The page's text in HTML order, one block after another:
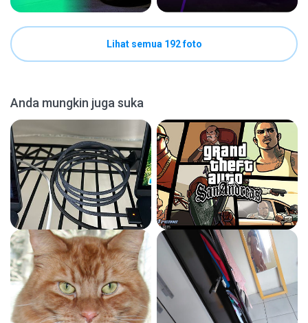
Lihat semua 192 foto
Anda mungkin juga suka